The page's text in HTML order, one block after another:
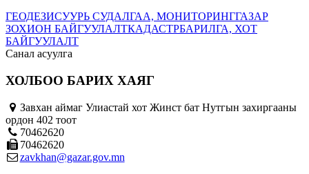
ГЕОДЕЗИСУУРЬ СУДАЛГАА, МОНИТОРИНГГАЗАР
ЗОХИОН БАЙГУУЛАЛТКАДАСТРБАРИЛГА, ХОТ
БАЙГУУЛАЛТ
Санал асуулга
ХОЛБОО БАРИХ ХАЯГ
Завхан аймаг Улиастай хот Жинст бат Нутгын захиргааны
ордон 402 тоот
70462620
70462620
zavkhan@gazar.gov.mn